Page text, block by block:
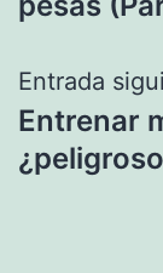
Entrada
Entrenar